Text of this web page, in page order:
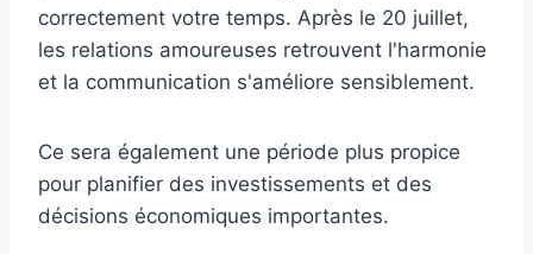
correctement votre temps. Après le 20 juillet,
les relations amoureuses retrouvent l'harmonie
et la communication s'améliore sensiblement.
Ce sera également une période plus propice
pour planifier des investissements et des
décisions économiques importantes.